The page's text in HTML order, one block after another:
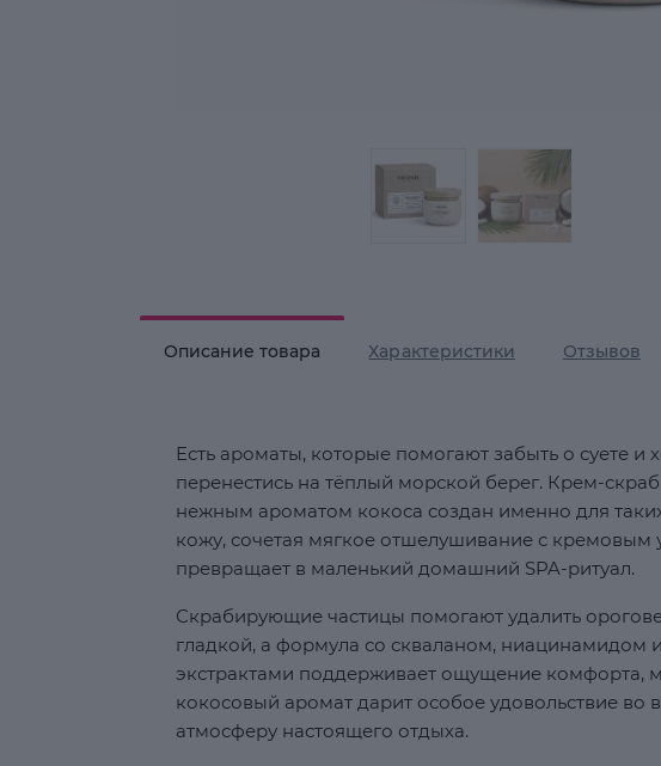
Описание товара Характеристики Отзывов
Есть ароматы, которые помогают забыть о суете и
перенестись на тёплый морской берег. Крем-
нежным ароматом кокоса создан именно для
кожу, сочетая мягкое отшелушивание с
превращает в маленький домашний SPA-ритуал.
Скрабирующие частицы помогают удалить
гладкой, а формула со скваланом, ниацинамидом
экстрактами поддерживает ощущение комфорта,
кокосовый аромат дарит особое удовольствие во
атмосферу настоящего отдыха.